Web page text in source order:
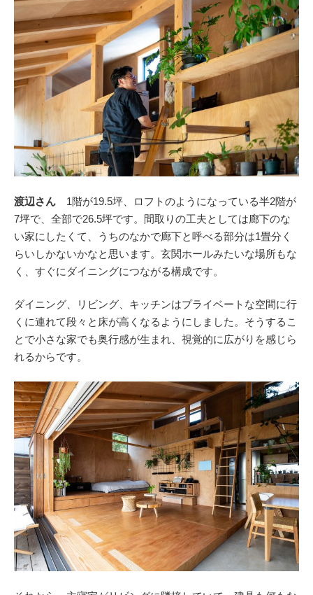
渡辺さん 1階が19.5坪、ロフトのようになっている半2階が
7坪で、全部で26.5坪です。間取りの工夫としては廊下のな
い家にしたくて、うちのなかで廊下と呼べる部分は1畳分く
らいしかないかなと思います。玄関ホールみたいな場所もな
く、すぐにダイニングにつながる構成です。
ダイニング、リビング、キッチンはプライベートな空間に行
くに連れて段々と床が高くなるようにしました。そうするこ
とで小さな家でも奥行感が生まれ、視覚的に広がりを感じら
れるからです。